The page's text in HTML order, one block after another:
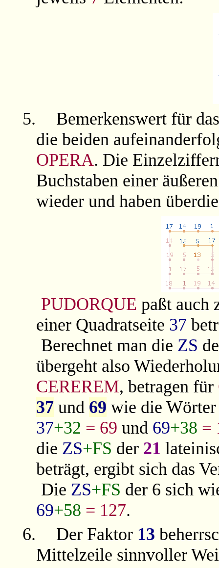
5.
Bemerkenswert für
die beiden
OPERA. Die
Buchstaben einer
wieder und haben
PUDORQUE paßt auch
einer Quadratseite 37
Berechnet man die ZS
übergeht also
CEREREM, betragen für
37 und 69 wie die
37+32 = 69 und 69+38 =
die ZS+FS der 21
beträgt, ergibt sich das
Die ZS+FS der 6 sich
69+58 = 127.
6.
Der Faktor 13
Mittelzeile sinnvoller